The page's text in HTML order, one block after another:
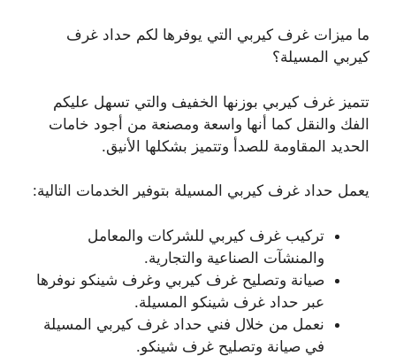
ما ميزات غرف كيربي التي يوفرها لكم حداد غرف
كيربي المسيلة؟
تتميز غرف كيربي بوزنها الخفيف والتي تسهل عليكم
الفك والنقل كما أنها واسعة ومصنعة من أجود خامات
الحديد المقاومة للصدأ وتتميز بشكلها الأنيق.
يعمل حداد غرف كيربي المسيلة بتوفير الخدمات التالية:
تركيب غرف كيربي للشركات والمعامل
والمنشآت الصناعية والتجارية.
صيانة وتصليح غرف كيربي وغرف شينكو نوفرها
عبر حداد غرف شينكو المسيلة.
نعمل من خلال فني حداد غرف كيربي المسيلة
في صيانة وتصليح غرف شينكو.